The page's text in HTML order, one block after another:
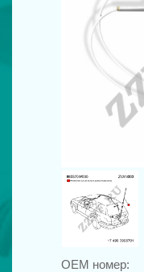
OEM номер: